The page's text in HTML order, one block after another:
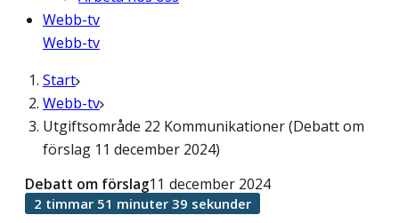
Webb-tv
Webb-tv
Start
Webb-tv
Utgiftsområde 22 Kommunikationer (Debatt om
förslag 11 december 2024)
Debatt om förslag11 december 2024
2 timmar 51 minuter 39 sekunder